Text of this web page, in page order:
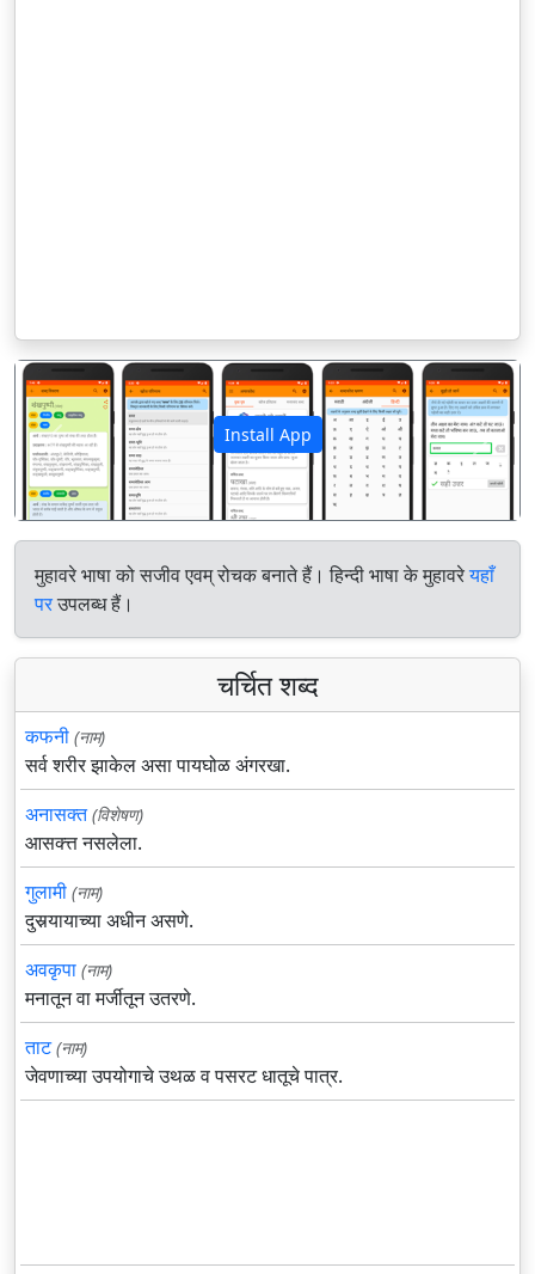
Install App
पिछला अगला
मुहावरे भाषा को सजीव एवम् रोचक बनाते हैं। हिन्दी भाषा के मुहावरेयहाँ
परउपलब्ध हैं।
चर्चित शब्द
कफनी (नाम)
सर्व शरीर झाकेल असा पायघोळ अंगरखा.
अनासक्त (विशेषण)
आसक्त्त नसलेला.
गुलामी (नाम)
दुसर्‍यायाच्या अधीन असणे.
अवकृपा (नाम)
मनातून वा मर्जीतून उतरणे.
ताट (नाम)
जेवणाच्या उपयोगाचे उथळ व पसरट धातूचे पात्र.